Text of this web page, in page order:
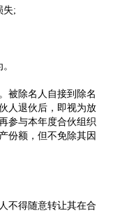
失;
被除名人自接到除名
人退伙后，即视为放
参与本年度合伙组织
份额，但不免除其因
不得随意转让其在合